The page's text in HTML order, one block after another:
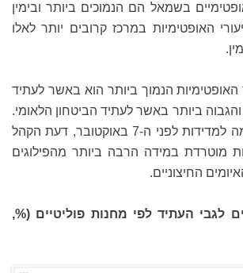
בשמאל הם הנמוכים ביותר ובימין
האופטימיות במרכז קרובים יותר לאלו
הנמוך ביותר הוא באשר לעתיד
ביותר באשר לעתיד הביטחון הלאומי.
נראה אפוא כי בדומה למדידות לפני ה-7 באוקטובר, דעת הקהל
מוטרדת במידה הרבה ביותר מהפילוגים
החיצוניים.
לגבי העתיד לפי מחנות פוליטיים (%,